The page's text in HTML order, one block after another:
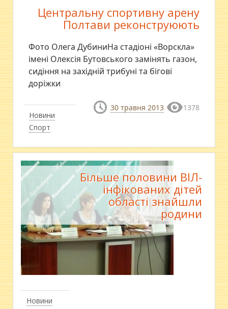
Новини
Спорт
Центральну спортивну арену
Полтави реконструюють
Фото Олега ДубиниНа стадіоні «Ворскла»
імені Олексія Бутовського замінять газон,
сидіння на західній трибуні та бігові
доріжки
30 травня 2013 1378
Новини
Більше половини ВІЛ-
інфікованих дітей
області знайшли
родини